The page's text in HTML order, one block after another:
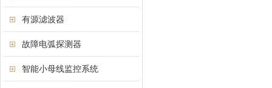
有源滤波器
故障电弧探测器
智能小母线监控系统